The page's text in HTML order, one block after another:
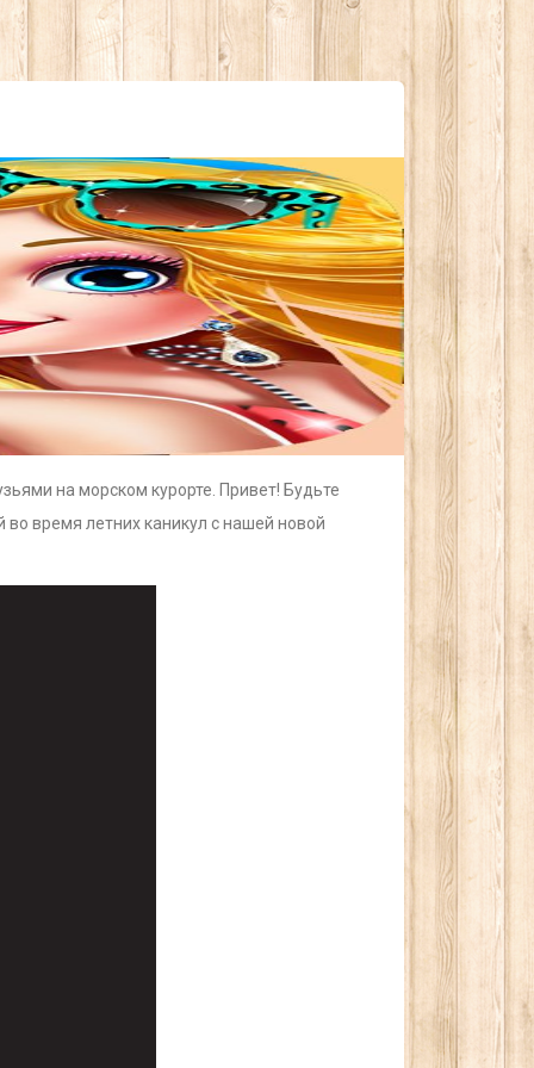
на морском курорте. Привет! Будьте
время летних каникул с нашей новой